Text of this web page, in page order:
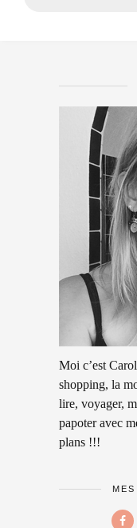
Moi c’est
shopping, la
lire, voyager,
papoter avec
plans !!!